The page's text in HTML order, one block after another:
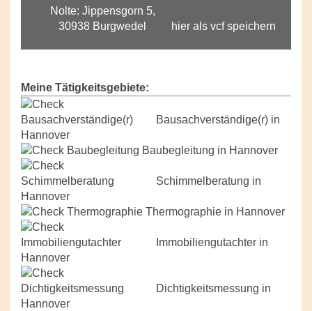
hier als vcf speichern
Meine Tätigkeitsgebiete:
Bausachverständige(r) in
Hannover
Baubegleitung in Hannover
Schimmelberatung in
Hannover
Thermographie in Hannover
Immobiliengutachter in
Hannover
Dichtigkeitsmessung in
Hannover